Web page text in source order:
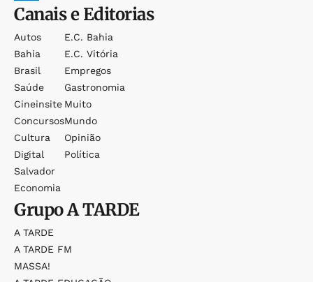
Canais e Editorias
Autos
Bahia
Brasil
Saúde
Cineinsite
Concursos
Cultura
Digital
Salvador
Economia
E.c. Bahia
E.c. Vitória
Empregos
Gastronomia
Muito
Mundo
Opinião
Política
GrupoA TARDE
A TARDE
A TARDE FM
MASSA!